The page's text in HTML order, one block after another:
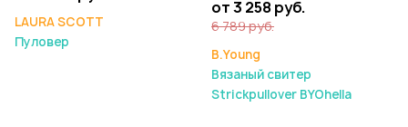
LAURA SCOTT
Пуловер
от 3 258 руб.
6 789 руб.
B.Young
Вязаный свитер
Strickpullover BYOhella